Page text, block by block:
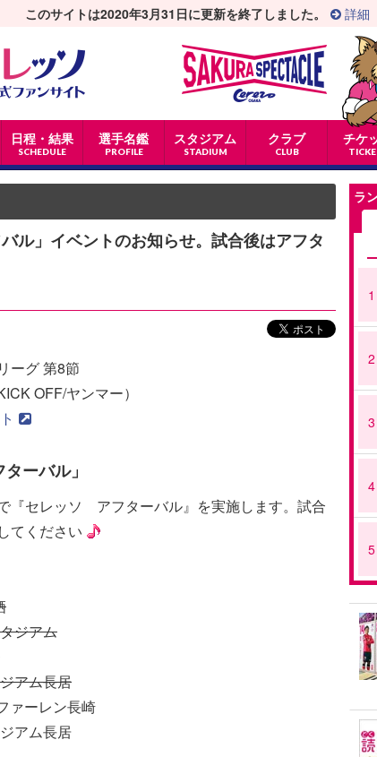
日程・結果
SCHEDULE
選手名鑑
PROFILE
スタジアム
STADIUM
クラブ
CLUB
チケ
このサイトは2020年3月31日に更新を終了しました。 詳細
ル」イベントのお知らせ。試合後はアフタ
ーグ 第8節
OFF/ヤンマー）
ーバル」
『セレッソ アフターバル』を実施します。試合
てください
ジアム
アム長居
ァーレン長崎
アム長居
ラ
1
2
3
4
5